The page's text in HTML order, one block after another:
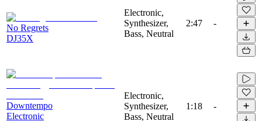
No Regrets
DJ35X
Electronic,
Synthesizer,
Bass, Neutral
2:47 -
Downtempo
Electronic
Electronic,
Synthesizer,
Bass, Neutral
1:18 -